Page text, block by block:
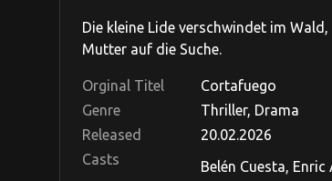
Die kleine Lide verschwindet im
Mutter auf die Suche.
Orginal Titel
Cortafuego
Genre
Thriller, Drama
Released
20.02.2026
Casts
Belén Cuesta,